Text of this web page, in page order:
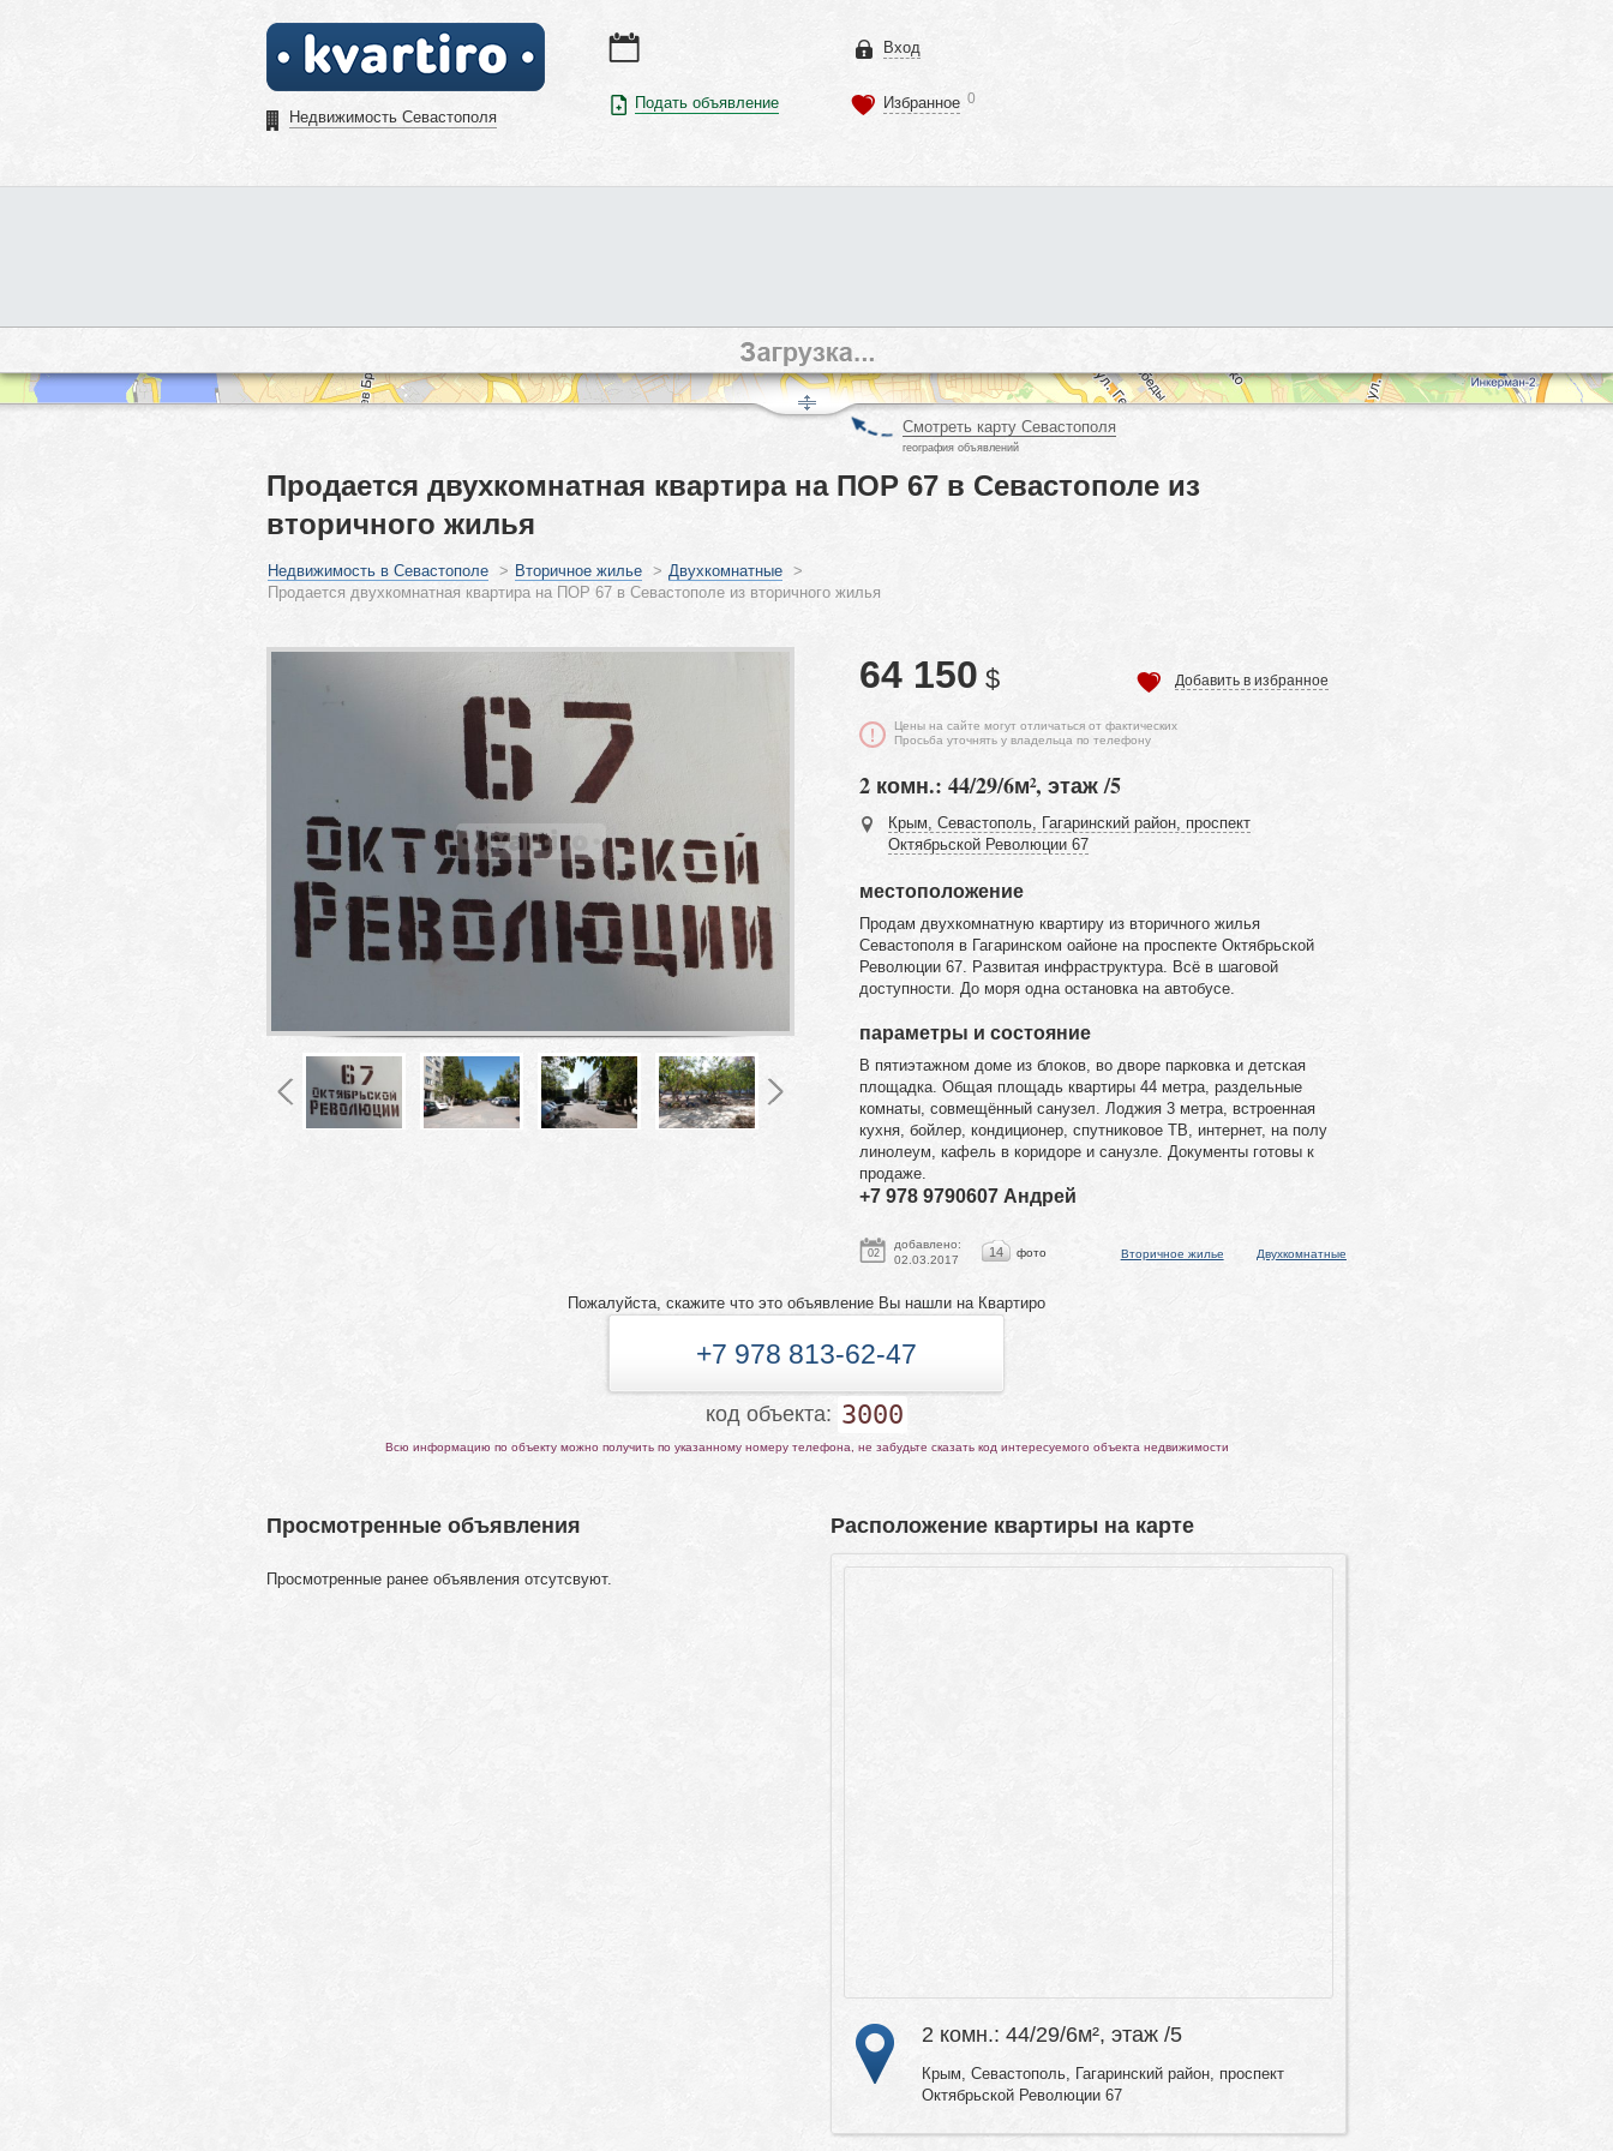
Недвижимость Севастополя
Подать объявление
Вход
Избранное 0
Смотреть карту Севастополя
география объявлений
Продается двухкомнатная квартира на ПОР 67 в Севастополе из
вторичного жилья
Недвижимость в Севастополе > Вторичное жилье > Двухкомнатные >
Продается двухкомнатная квартира на ПОР 67 в Севастополе из вторичного жилья
64 150 $ Добавить в избранное
Цены на сайте могут отличаться от фактических
Просьба уточнять у владельца по телефону
2 комн.: 44/29/6м², этаж /5
Крым, Севастополь, Гагаринский район, проспект
Октябрьской Революции 67
местоположение
Продам двухкомнатную квартиру из вторичного жилья
Севастополя в Гагаринском оайоне на проспекте Октябрьской
Революции 67. Развитая инфраструктура. Всё в шаговой
доступности. До моря одна остановка на автобусе.
параметры и состояние
В пятиэтажном доме из блоков, во дворе парковка и детская
площадка. Общая площадь квартиры 44 метра, раздельные
комнаты, совмещённый санузел. Лоджия 3 метра, встроенная
кухня, бойлер, кондиционер, спутниковое ТВ, интернет, на полу
линолеум, кафель в коридоре и санузле. Документы готовы к
продаже.
+7 978 9790607 Андрей
02
добавлено:
02.03.2017
14 фото Вторичное жилье Двухкомнатные
Пожалуйста, скажите что это объявление Вы нашли на Квартиро
+7 978 813-62-47
код объекта: 3000
Всю информацию по объекту можно получить по указанному номеру телефона, не забудьте сказать код интересуемого объекта недвижимости
Расположение квартиры на карте
2 комн.: 44/29/6м², этаж /5
Крым, Севастополь, Гагаринский район, проспект
Октябрьской Революции 67
Просмотренные объявления
Просмотренные ранее объявления отсутсвуют.